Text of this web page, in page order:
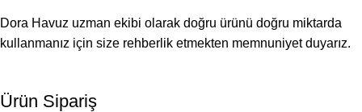
Dora Havuz uzman ekibi olarak doğru ürünü doğru miktarda
kullanmanız için size rehberlik etmekten memnuniyet duyarız.
Ürün Sipariş